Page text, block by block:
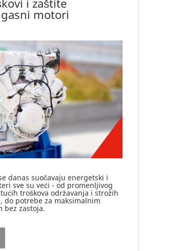
i zaštite
motori
danas suočavaju energetski i
sve su veći - od promenljivog
troškova održavanja i strožih
do potrebe za maksimalnim
bez zastoja.